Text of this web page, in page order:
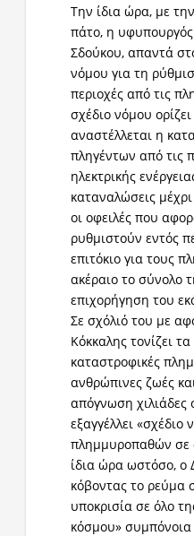
Την ίδια ώρα, με
πάτο, η υφυπουργός
Σδούκου, απαντά
νόμου για τη
περιοχές από τις
σχέδιο νόμου
αναστέλλεται η
πληγέντων από τις
ηλεκτρικής
καταναλώσεις
οι οφειλές που
ρυθμιστούν εντός
επιτόκιο για τους
ακέραιο το σύνολο
επιχορήγηση του
Σε σχόλιό του με
Κόκκαλης τονίζει
καταστροφικές
ανθρώπινες ζωές
απόγνωση
εξαγγέλλει
πλημμυροπαθών σε
ίδια ώρα ωστόσο, ο
κόβοντας το ρεύμα
υποκρισία σε όλο
κόσμου»